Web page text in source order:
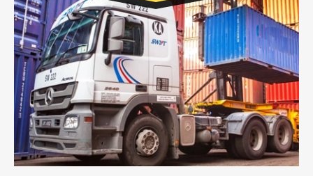
Цена за км. Рассчитывается
индивидуально
- Контейнерные грузоперевозки на специальном
оборудованном транспорте быстро, качественно и
безопасно.
- Наша транспортная компания поможет
организовать доставку в порт и из порта
стандартных контейнеров на контейнеровозе,
шаландах и площадках (открытых кузовах),
используя надежные крепления.